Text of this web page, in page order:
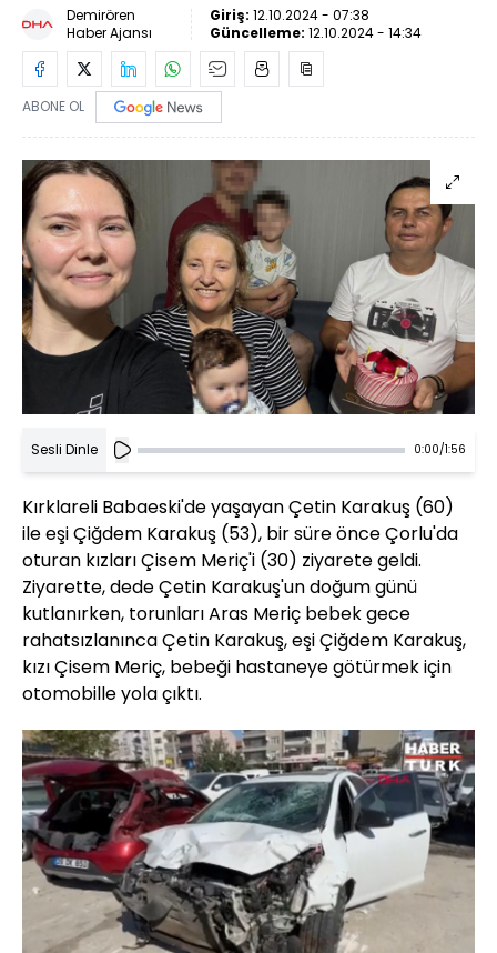
Demirören
Haber Ajansı
Giriş: 12.10.2024 - 07:38
Güncelleme: 12.10.2024 - 14:34
ABONE OL
Sesli Dinle 0:00/1:56
Kırklareli Babaeski'de yaşayan Çetin Karakuş (60)
ile eşi Çiğdem Karakuş (53), bir süre önce Çorlu'da
oturan kızları Çisem Meriç'i (30) ziyarete geldi.
Ziyarette, dede Çetin Karakuş'un doğum günü
kutlanırken, torunları Aras Meriç bebek gece
rahatsızlanınca Çetin Karakuş, eşi Çiğdem Karakuş,
kızı Çisem Meriç, bebeği hastaneye götürmek için
otomobille yola çıktı.
Yüklendi
35.39%